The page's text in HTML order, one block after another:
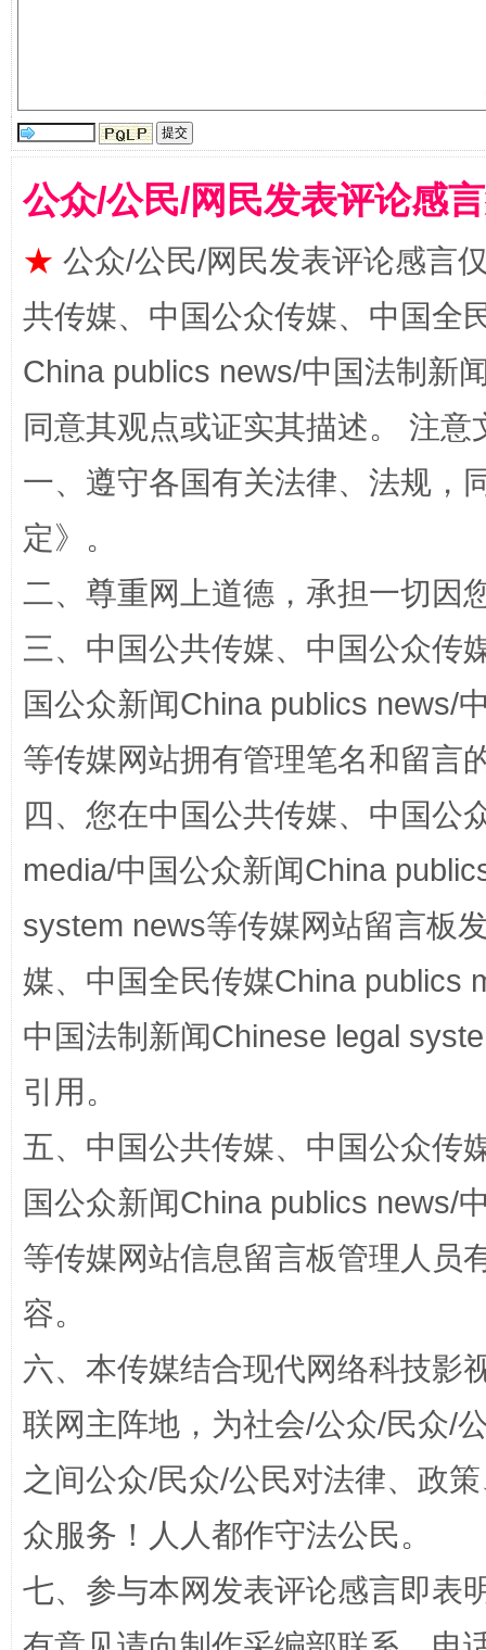
揭批美国五大"原罪" "炒
招工难、用工荒背后
公众/公民/网民发表评论感
★ 公众/公民/网民发表评论感言
共传媒、中国公众传媒、中国全
China publics news/中国法制新
同意其观点或证实其描述。 注
一、遵守各国有关法律、法规，
定》。
二、尊重网上道德，承担一切因
三、中国公共传媒、中国公众传
国公众新闻China publics news/
等传媒网站拥有管理笔名和留言
四、您在中国公共传媒、中国公
media/中国公众新闻China
system news等传媒网站留言板
媒、中国全民传媒China publics
中国法制新闻Chinese legal
引用。
五、中国公共传媒、中国公众传
国公众新闻China publics news/
等传媒网站信息留言板管理人员
容。
六、本传媒结合现代网络科技影
联网主阵地，为社会/公众/民众/
之间公众/民众/公民对法律、政
众服务！人人都作守法公民。
七、参与本网发表评论感言即表